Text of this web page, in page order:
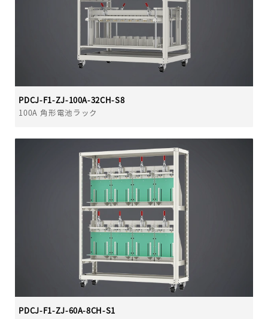
PDCJ-F1-ZJ-100A-32CH-S8
100A 角形電池ラック
PDCJ-F1-ZJ-60A-8CH-S1